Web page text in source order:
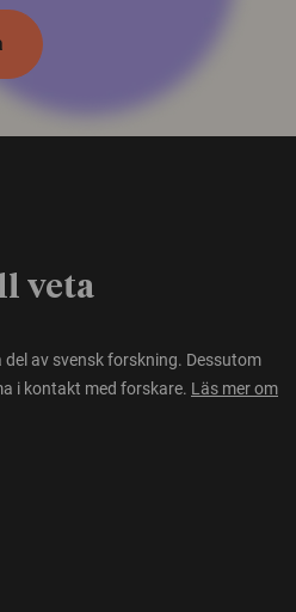
veta
av svensk forskning. Dessutom
i kontakt med forskare. Läs mer om